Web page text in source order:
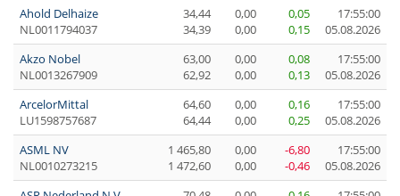
Ahold Delhaize
NL0011794037
34,44
34,39
0,00
0,00
0,05
0,15
17:55:00
05.08.2026
Akzo Nobel
NL0013267909
63,00
62,92
0,00
0,00
0,08
0,13
17:55:00
05.08.2026
ArcelorMittal
LU1598757687
64,60
64,44
0,00
0,00
0,16
0,25
17:55:00
05.08.2026
ASML NV
NL0010273215
1 465,80
1 472,60
0,00
0,00
-6,80
-0,46
17:55:00
05.08.2026